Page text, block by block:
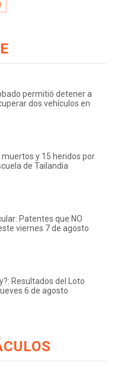
permitió detener a
dos vehículos en
y 15 heridos por
de Tailandia
Patentes que NO
viernes 7 de agosto
Resultados del Loto
6 de agosto